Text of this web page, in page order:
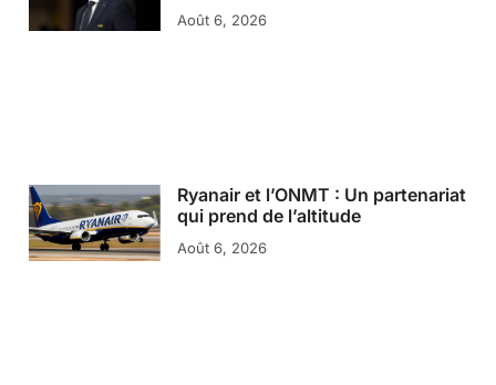
Août 6, 2026
Ryanair et l’ONMT : Un partenariat
qui prend de l’altitude
Août 6, 2026